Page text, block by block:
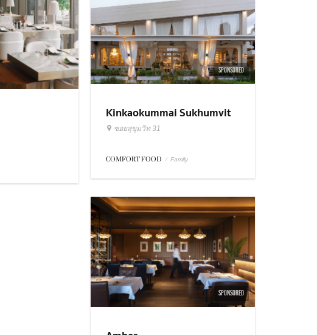
SPONSORED
Kinkaokummai Sukhumvit
31ซอยสุขุมวิท 31
COMFORT FOOD / Family
SPONSORED